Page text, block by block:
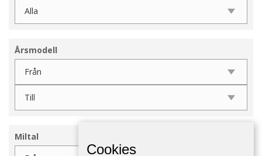
Årsmodell
Miltal
Cookies